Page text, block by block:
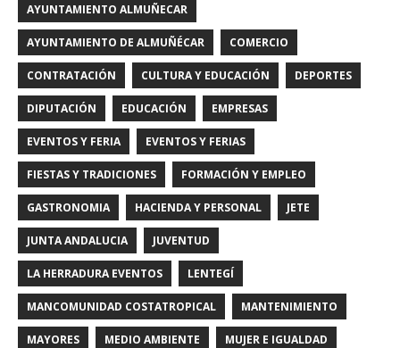
AYUNTAMIENTO ALMUÑECAR
AYUNTAMIENTO DE ALMUÑÉCAR COMERCIO
CONTRATACIÓN CULTURA Y EDUCACIÓN DEPORTES
DIPUTACIÓN EDUCACIÓN EMPRESAS
EVENTOS Y FERIA EVENTOS Y FERIAS
FIESTAS Y TRADICIONES FORMACIÓN Y EMPLEO
GASTRONOMIA HACIENDA Y PERSONAL JETE
JUNTA ANDALUCIA JUVENTUD
LA HERRADURA EVENTOS LENTEGÍ
MANCOMUNIDAD COSTATROPICAL MANTENIMIENTO
MAYORES MEDIO AMBIENTE MUJER E IGUALDAD